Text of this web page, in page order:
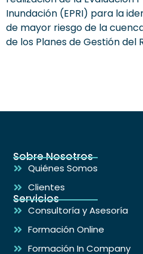
Inundación (EPRI) para la
de mayor riesgo de la
de los Planes de Gestión del
Sobre Nosotros
Quiénes Somos
Clientes
Servicios
Consultoría y Asesoría
Formación Online
Formación In Company